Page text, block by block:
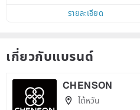
within 7 days!
รายละเอียด
เกี่ยวกับแบรนด์
CHENSON
ไต้หวัน